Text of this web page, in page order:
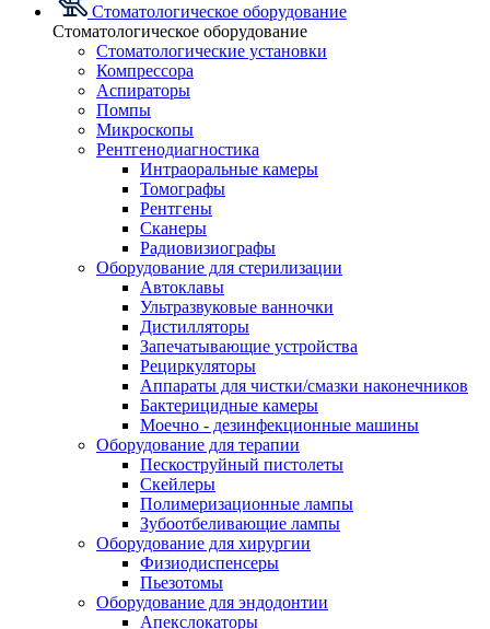
Стоматологическое оборудование
Стоматологическое оборудование
Стоматологические установки
Компрессора
Аспираторы
Помпы
Микроскопы
Рентгенодиагностика
Интраоральные камеры
Томографы
Рентгены
Сканеры
Радиовизиографы
Оборудование для стерилизации
Автоклавы
Ультразвуковые ванночки
Дистилляторы
Запечатывающие устройства
Рециркуляторы
Аппараты для чистки/смазки наконечников
Бактерицидные камеры
Моечно - дезинфекционные машины
Оборудование для терапии
Пескоструйный пистолеты
Скейлеры
Полимеризационные лампы
Зубоотбеливающие лампы
Оборудование для хирургии
Физиодиспенсеры
Пьезотомы
Оборудование для эндодонтии
Апекслокаторы